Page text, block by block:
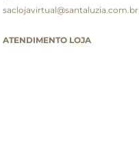
saclojavirtual@santaluzia.com.br
ATENDIMENTO LOJA